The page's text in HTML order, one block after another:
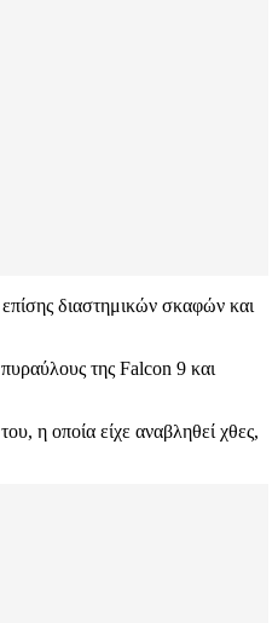
διαστημικών σκαφών και
της Falcon 9 και
η οποία είχε αναβληθεί χθες,